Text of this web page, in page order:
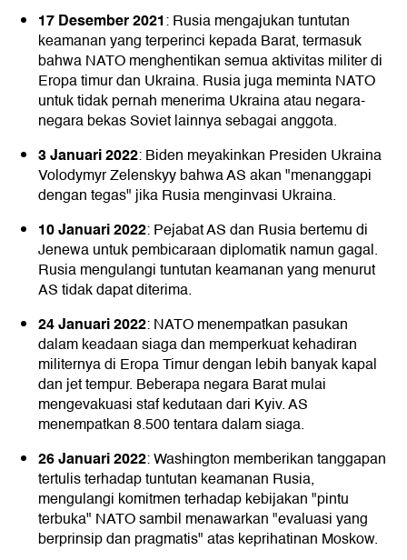
17 Desember 2021: Rusia mengajukan tuntutan
keamanan yang terperinci kepada Barat, termasuk
bahwa NATO menghentikan semua aktivitas militer di
Eropa timur dan Ukraina. Rusia juga meminta NATO
untuk tidak pernah menerima Ukraina atau negara-
negara bekas Soviet lainnya sebagai anggota.
3 Januari 2022: Biden meyakinkan Presiden Ukraina
Volodymyr Zelenskyy bahwa AS akan "menanggapi
dengan tegas" jika Rusia menginvasi Ukraina.
10 Januari 2022: Pejabat AS dan Rusia bertemu di
Jenewa untuk pembicaraan diplomatik namun gagal.
Rusia mengulangi tuntutan keamanan yang menurut
AS tidak dapat diterima.
24 Januari 2022: NATO menempatkan pasukan
dalam keadaan siaga dan memperkuat kehadiran
militernya di Eropa Timur dengan lebih banyak kapal
dan jet tempur. Beberapa negara Barat mulai
mengevakuasi staf kedutaan dari Kyiv. AS
menempatkan 8.500 tentara dalam siaga.
26 Januari 2022: Washington memberikan tanggapan
tertulis terhadap tuntutan keamanan Rusia,
mengulangi komitmen terhadap kebijakan "pintu
terbuka" NATO sambil menawarkan "evaluasi yang
berprinsip dan pragmatis" atas keprihatinan Moskow.